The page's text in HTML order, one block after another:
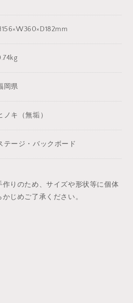
岡県
ノキ（無垢）
テージ・バックボード
りのため、サイズや形状等に個体
じめご了承ください。